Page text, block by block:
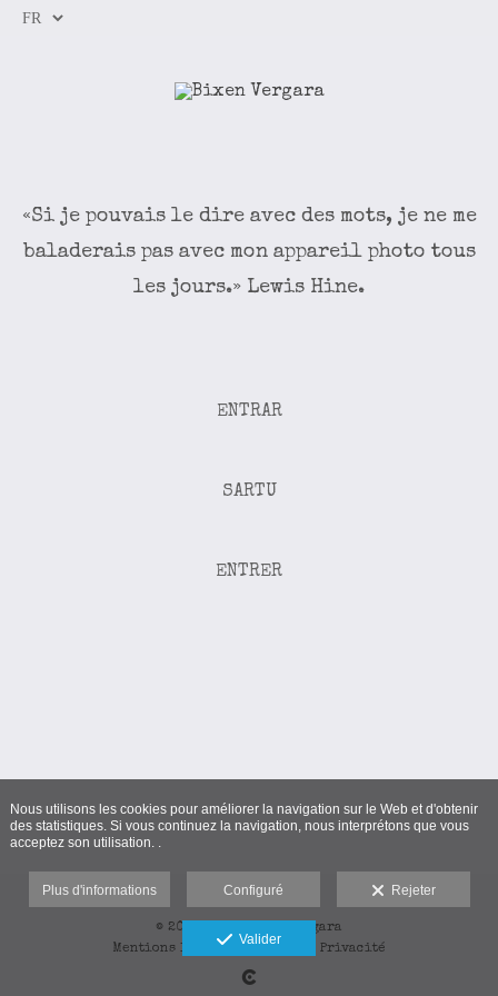
«Si je pouvais le dire avec des mots, je ne me
baladerais pas avec mon appareil photo tous
les jours.» Lewis Hine.
ENTRAR
SARTU
ENTRER
© 2025-2026 Bixen Vergara
Mentions légales
Privacité
Nous utilisons les cookies pour améliorer la navigation sur le Web et d'obtenir
des statistiques. Si vous continuez la navigation, nous interprétons que vous
acceptez son utilisation. .
Plus d'informations Configuré Rejeter
Valider